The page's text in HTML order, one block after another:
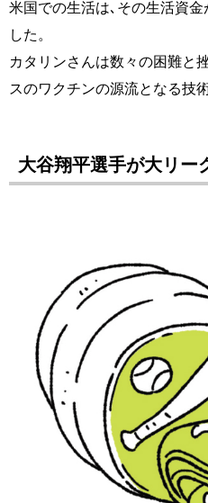
米国での生活は､その生活資
した。
カタリンさんは数々の困難と
スのワクチンの源流となる技
大谷翔平選手が大リー